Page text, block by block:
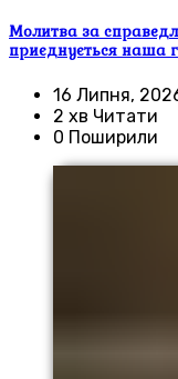
Молитва за
приєднується наша
16 Липня,
2 хв Читати
0 Поширили